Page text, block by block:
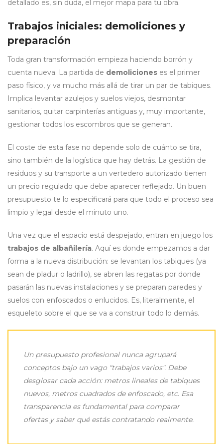
detallado es, sin duda, el mejor mapa para tu obra.
Trabajos iniciales: demoliciones y
preparación
Toda gran transformación empieza haciendo borrón y
cuenta nueva. La partida de demoliciones es el primer
paso físico, y va mucho más allá de tirar un par de tabiques.
Implica levantar azulejos y suelos viejos, desmontar
sanitarios, quitar carpinterías antiguas y, muy importante,
gestionar todos los escombros que se generan.
El coste de esta fase no depende solo de cuánto se tira,
sino también de la logística que hay detrás. La gestión de
residuos y su transporte a un vertedero autorizado tienen
un precio regulado que debe aparecer reflejado. Un buen
presupuesto te lo especificará para que todo el proceso sea
limpio y legal desde el minuto uno.
Una vez que el espacio está despejado, entran en juego los
trabajos de albañilería. Aquí es donde empezamos a dar
forma a la nueva distribución: se levantan los tabiques (ya
sean de pladur o ladrillo), se abren las regatas por donde
pasarán las nuevas instalaciones y se preparan paredes y
suelos con enfoscados o enlucidos. Es, literalmente, el
esqueleto sobre el que se va a construir todo lo demás.
Un presupuesto profesional nunca agrupará
conceptos bajo un vago "trabajos varios". Debe
desglosar cada acción: metros lineales de tabiques
nuevos, metros cuadrados de enfoscado, etc. Esa
transparencia es fundamental para comparar
ofertas y saber qué estás contratando realmente.